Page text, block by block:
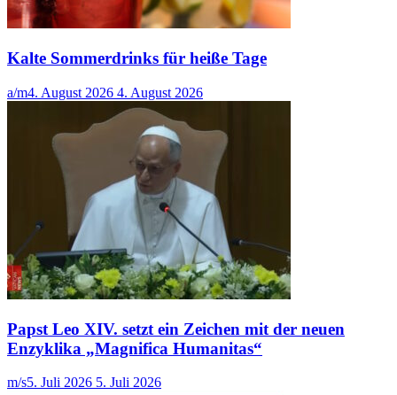
Kalte Sommerdrinks für heiße Tage
a/m4. August 2026 4. August 2026
Papst Leo XIV. setzt ein Zeichen mit der neuen
Enzyklika „Magnifica Humanitas“
m/s5. Juli 2026 5. Juli 2026